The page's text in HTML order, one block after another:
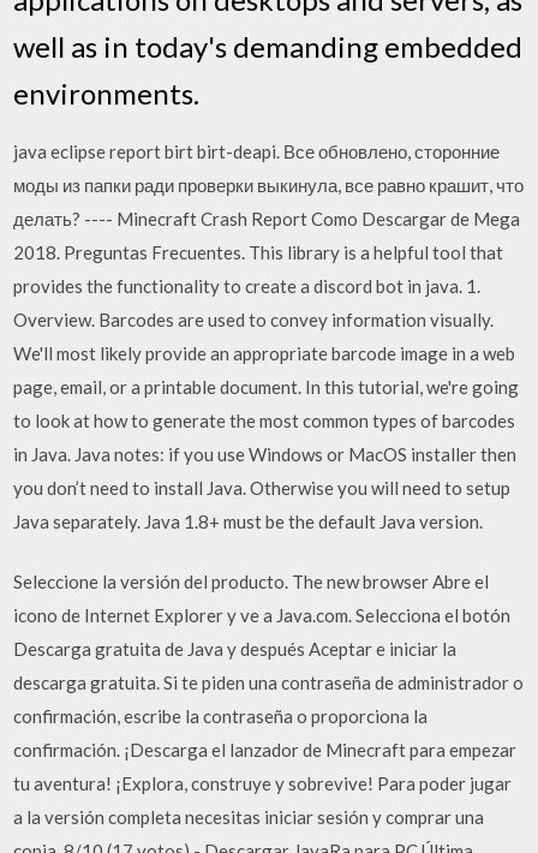
well as in today's demanding embedded
environments.
java eclipse report birt birt-deapi. Все обновлено, сторонние
моды из папки ради проверки выкинула, все равно крашит, что
делать? ---- Minecraft Crash Report Como Descargar de Mega
2018. Preguntas Frecuentes. This library is a helpful tool that
provides the functionality to create a discord bot in java. 1.
Overview. Barcodes are used to convey information visually.
We'll most likely provide an appropriate barcode image in a web
page, email, or a printable document. In this tutorial, we're going
to look at how to generate the most common types of barcodes
in Java. Java notes: if you use Windows or MacOS installer then
you don’t need to install Java. Otherwise you will need to setup
Java separately. Java 1.8+ must be the default Java version.
Seleccione la versión del producto. The new browser Abre el
icono de Internet Explorer y ve a Java.com. Selecciona el botón
Descarga gratuita de Java y después Aceptar e iniciar la
descarga gratuita. Si te piden una contraseña de administrador o
confirmación, escribe la contraseña o proporciona la
confirmación. ¡Descarga el lanzador de Minecraft para empezar
tu aventura! ¡Explora, construye y sobrevive! Para poder jugar
a la versión completa necesitas iniciar sesión y comprar una